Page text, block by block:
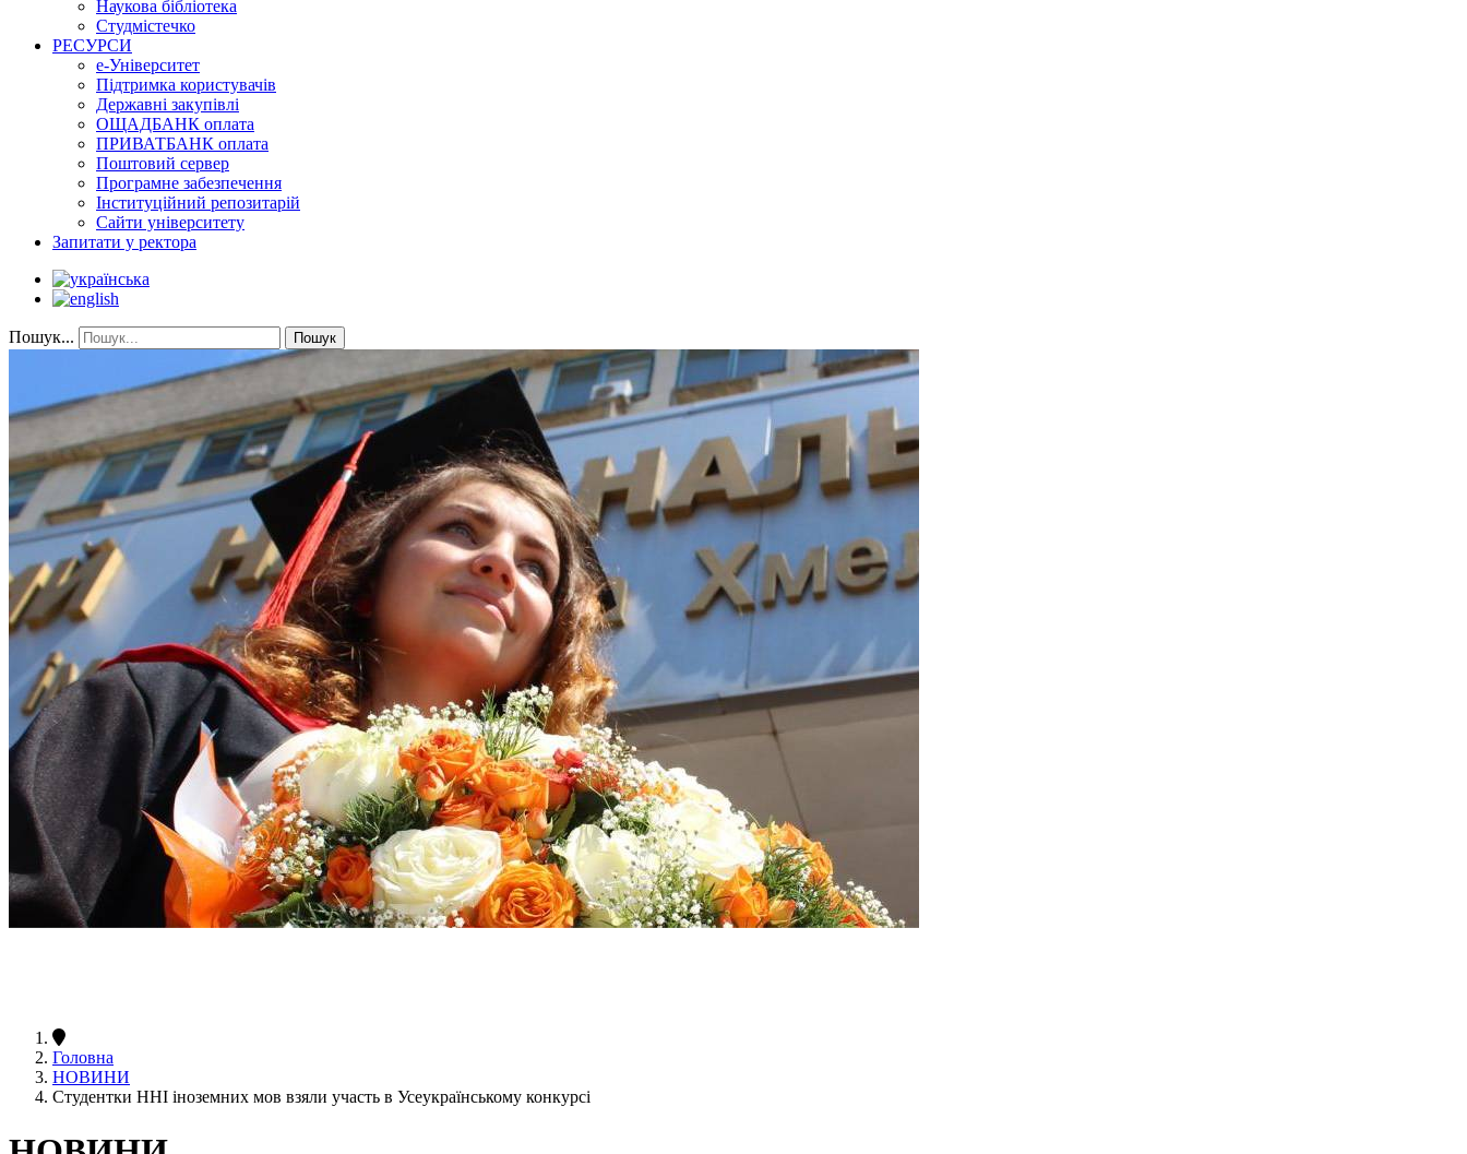
Наукова бібліотека
Студмістечко
РЕСУРСИ
е-Університет
Підтримка користувачів
Державні закупівлі
ОЩАДБАНК оплата
ПРИВАТБАНК оплата
Поштовий сервер
Програмне забезпечення
Інституційний репозитарій
Сайти університету
Запитати у ректора
Пошук... Пошук
Головна
НОВИНИ
Студентки ННІ іноземних мов взяли участь в Усеукраїнському конкурсі